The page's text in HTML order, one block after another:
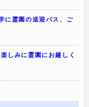
に霊園の送迎バス、ご
しみに霊園にお越しく